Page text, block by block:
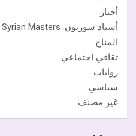
أخبار
أسياد سوريون. Syrian Masters
المناخ
ثقافي اجتماعي
روايات
سياسي
غير مصنف